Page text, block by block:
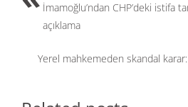
k
İmamoğlu’ndan CHP’deki istifa
açıklama
Yerel mahkemeden skandal karar: